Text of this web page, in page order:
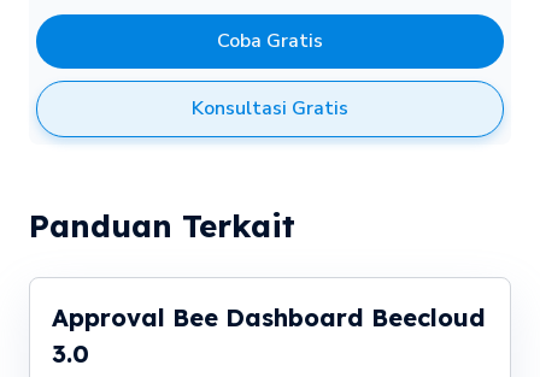
Coba Gratis
Konsultasi Gratis
Panduan Terkait
Approval Bee Dashboard Beecloud
3.0